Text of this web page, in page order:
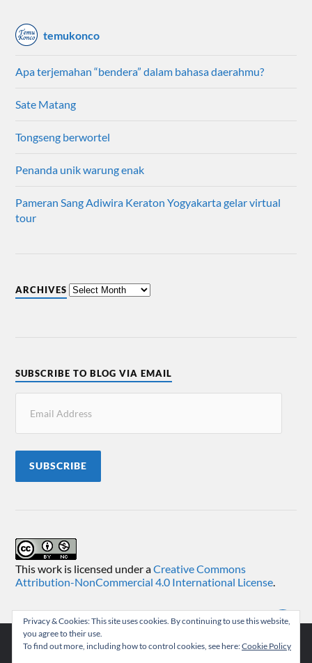
temukonco
Apa terjemahan “bendera” dalam bahasa daerahmu?
Sate Matang
Tongseng berwortel
Penanda unik warung enak
Pameran Sang Adiwira Keraton Yogyakarta gelar virtual
tour
ARCHIVES
SUBSCRIBE TO BLOG VIA EMAIL
SUBSCRIBE
This work is licensed under aCreative Commons
Attribution-NonCommercial 4.0 International License.
© 2026TEMUKONCO
Privacy & Cookies: This site uses cookies. By continuing to use this website,
you agree to their use.
To find out more, including how to control cookies, see here:Cookie Policy